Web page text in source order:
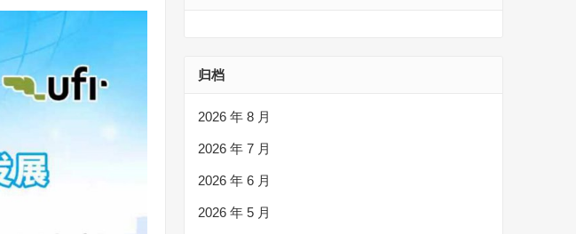
归档
2026 年 8 月
2026 年 7 月
2026 年 6 月
2026 年 5 月